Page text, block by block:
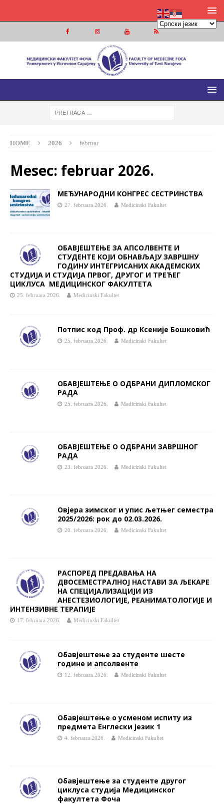
МЕДИЦИНСКИ ФАКУЛТЕТ ФОЧА
МЕДИЦИНСКИ ФАКУЛТЕТ УНИВЕРЗИТЕТА У ИСТОЧНОМ
HOME 2026 februar
Mesec: februar 2026.
МЕЂУНАРОДНИ КОНГРЕС СЕСТРИНСТВА
27. februara 2026. Medicinski Fakultet
OБАВЈЕШТЕЊЕ ЗА АПСОЛВЕНТЕ И
СТУДЕНТЕ КОЈИ ОБНАВЉАЈУ ЗАВРШНУ
ГОДИНУ ИНТЕГРИСАНИХ АКАДЕМСКИХ
СТУДИЈА И СТУДИЈА ПРВОГ, ДРУГОГ И ТРЕЋЕГ
ЦИКЛУСА МЕДИЦИНСКОГ ФАКУЛТЕТА
25. februara 2026. Medicinski Fakultet
Потпис код Проф. др Ксеније Бошковић
25. februara 2026. Medicinski Fakultet
ОБАВЈЕШТЕЊЕ О ОДБРАНИ ДИПЛОМСКОГ
РАДА
25. februara 2026. Medicinski Fakultet
ОБАВЈЕШТЕЊЕ О ОДБРАНИ ЗАВРШНОГ
РАДА
23. februara 2026. Medicinski Fakultet
Овјера зимског и упис љетњег семестра
2025/2026: рок до 02.03.2026.
20. februara 2026. Medicinski Fakultet
РАСПОРЕД ПРЕДАВАЊА НА
ДВОСЕМЕСТРАЛНОЈ НАСТАВИ ЗА ЉЕКАРЕ
НА СПЕЦИЈАЛИЗАЦИЈИ ИЗ
АНЕСТЕЗИОЛОГИЈЕ, РЕАНИМАТОЛОГИЈЕ И
ИНТЕНЗИВНЕ ТЕРАПИЈЕ
17. februara 2026. Medicinski Fakultet
Обавјештење за студенте шесте
године и апсолвенте
12. februara 2026. Medicinski Fakultet
Обавјештење о усменом испиту из
предмета Енглески језик 1
4. februara 2026. Medicinski Fakultet
Обавјештење за студенте другог
циклуса студија Медицинског
факултета Фоча